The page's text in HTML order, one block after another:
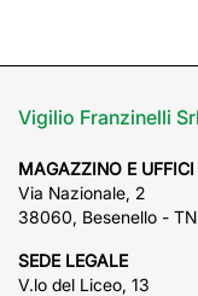
Vigilio Franzinelli Srl
MAGAZZINO E UFFICI
Via Nazionale, 2
38060, Besenello - TN
SEDE LEGALE
V.lo del Liceo, 13